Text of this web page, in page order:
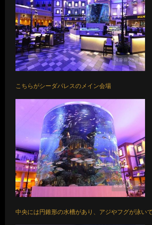
こちらがシーダパレスのメイン会場
中央には円錐形の水槽があり、アジやフグが泳いで